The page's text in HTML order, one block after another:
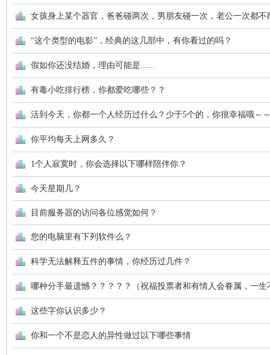
女孩身上某个器官，爸爸碰两次，男朋友碰一次，老公一次都
“这个类型的电影”，经典的这几部中，有你看过的吗？
假如你还没结婚，理由可能是......
有毒小吃排行榜，你都爱吃哪些？？
活到今天，你都一个人经历过什么？少于5个的，你很幸福哦～
你平均每天上网多久？
1个人寂寞时，你会选择以下哪样陪伴你？
今天星期几？
目前服务器的访问各位感觉如何？
您的电脑里有下列软件么？
科学无法解释五件的事情，你经历过几件？
哪种分手最遗憾？？？？？（祝福投票者和有情人会眷属，一生
这些字你认识多少？
你和一个不是恋人的异性做过以下哪些事情